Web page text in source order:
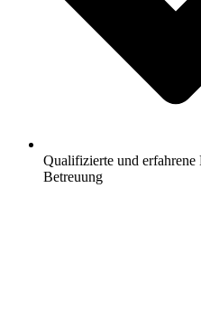
Qualifizierte und erfahrene
Betreuung